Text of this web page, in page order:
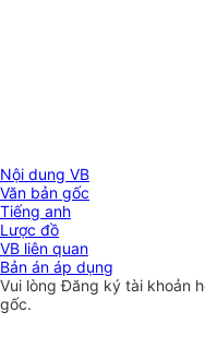
Nội dung VB
Văn bản gốc
Tiếng anh
Lược đồ
VB liên quan
Bản án áp dụng
Vui lòngĐăng ký tài khoản
gốc.